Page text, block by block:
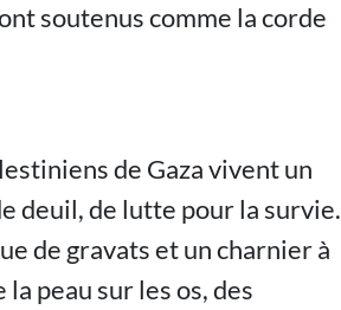
soutenus comme la corde
de Gaza vivent un
deuil, de lutte pour la survie.
de gravats et un charnier à
peau sur les os, des